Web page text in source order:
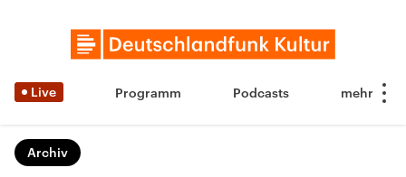
Live Programm Podcasts
Archiv